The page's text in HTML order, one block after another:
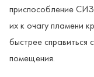
приспособление
их к очагу пламени
быстрее справиться
помещения.